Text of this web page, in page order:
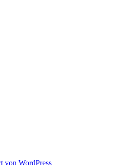
von WordPress